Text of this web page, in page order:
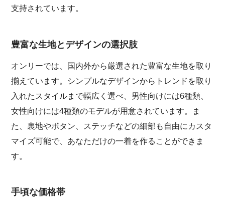
支持されています。
豊富な生地とデザインの選択肢
オンリーでは、国内外から厳選された豊富な生地を取り
揃えています。シンプルなデザインからトレンドを取り
入れたスタイルまで幅広く選べ、男性向けには6種類、
女性向けには4種類のモデルが用意されています。ま
た、裏地やボタン、ステッチなどの細部も自由にカスタ
マイズ可能で、あなただけの一着を作ることができま
す。
手頃な価格帯